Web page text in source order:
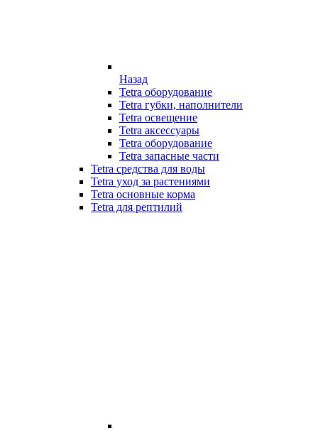
Назад
Tetra оборудование
Tetra губки, наполнители
Tetra освещение
Tetra аксессуары
Tetra оборудование
Tetra запасные части
Tetra средства для воды
Tetra уход за растениями
Tetra основные корма
Tetra для рептилий